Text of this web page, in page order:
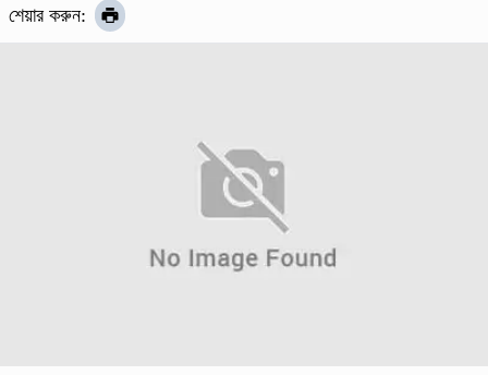
শেয়ার করুন: